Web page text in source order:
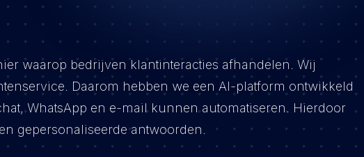
waarop bedrijven klantinteracties afhandelen. Wij
Daarom hebben we een AI-platform ontwikkeld
WhatsApp en e-mail kunnen automatiseren. Hierdoor
gepersonaliseerde antwoorden.